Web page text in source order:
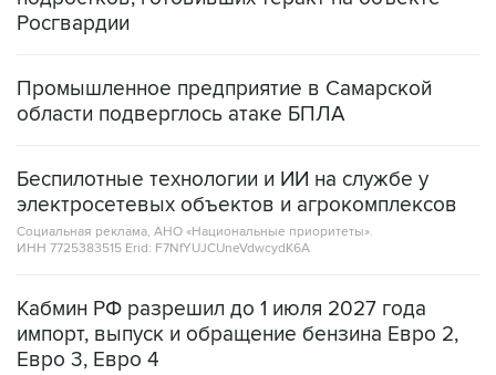
Росгвардии
Промышленное предприятие в Самарской
области подверглось атаке БПЛА
Беспилотные технологии и ИИ на службе у
электросетевых объектов и агрокомплексов
Социальная реклама, АНО «Национальные приоритеты».
ИНН 7725383515 Erid: F7NfYUJCUneVdwcydK6A
Кабмин РФ разрешил до 1 июля 2027 года
импорт, выпуск и обращение бензина Евро 2,
Евро 3, Евро 4